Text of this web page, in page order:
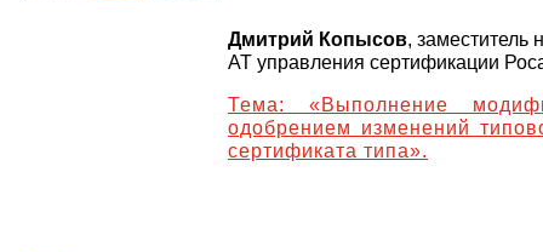
Дмитрий Копысов, заместитель
АТ управления сертификации
Тема: «Выполнение
одобрением изменений
сертификата типа».